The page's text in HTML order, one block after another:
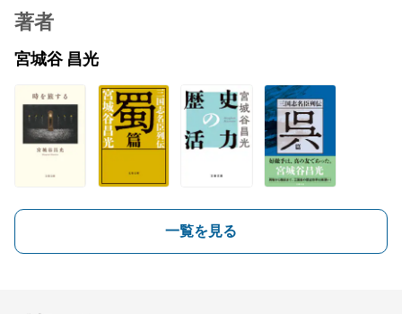
著者
宮城谷 昌光
一覧を見る